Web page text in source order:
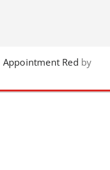
Appointment Red by